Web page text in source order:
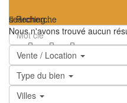
searching...
Nous n'avons trouvé aucun
Recherche
Vente / Location
Type du bien
Villes